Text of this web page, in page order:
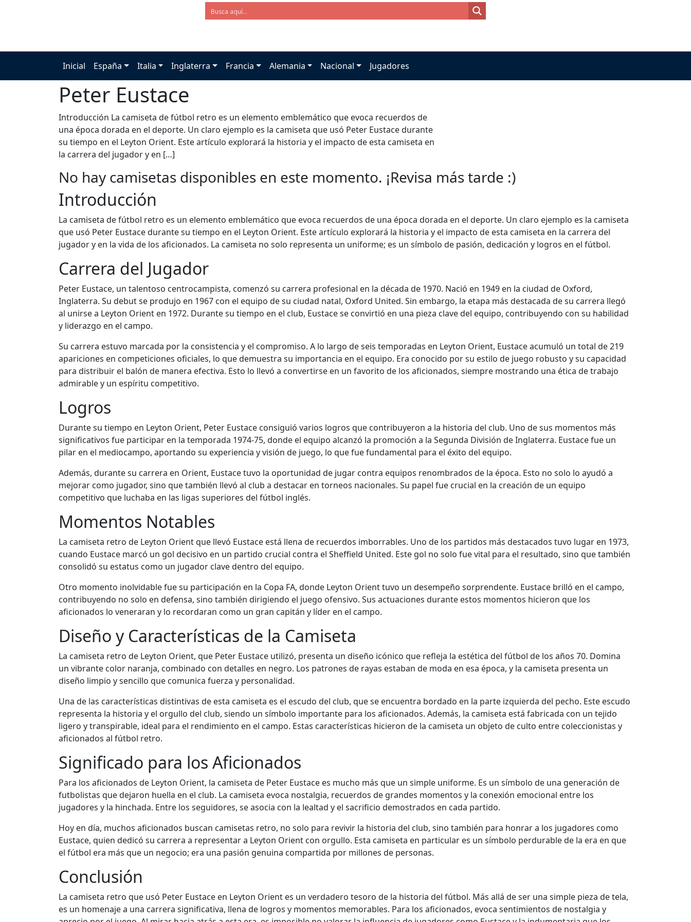
Inicial España Italia Inglaterra Francia Alemania Nacional Jugadores
Peter Eustace
Introducción La camiseta de fútbol retro es un elemento emblemático que evoca recuerdos de
una época dorada en el deporte. Un claro ejemplo es la camiseta que usó Peter Eustace durante
su tiempo en el Leyton Orient. Este artículo explorará la historia y el impacto de esta camiseta en
la carrera del jugador y en […]
No hay camisetas disponibles en este momento. ¡Revisa más tarde :)
Introducción
La camiseta de fútbol retro es un elemento emblemático que evoca recuerdos de una época dorada en el deporte. Un claro ejemplo es la camiseta
que usó Peter Eustace durante su tiempo en el Leyton Orient. Este artículo explorará la historia y el impacto de esta camiseta en la carrera del
jugador y en la vida de los aficionados. La camiseta no solo representa un uniforme; es un símbolo de pasión, dedicación y logros en el fútbol.
Carrera del Jugador
Peter Eustace, un talentoso centrocampista, comenzó su carrera profesional en la década de 1970. Nació en 1949 en la ciudad de Oxford,
Inglaterra. Su debut se produjo en 1967 con el equipo de su ciudad natal, Oxford United. Sin embargo, la etapa más destacada de su carrera llegó
al unirse a Leyton Orient en 1972. Durante su tiempo en el club, Eustace se convirtió en una pieza clave del equipo, contribuyendo con su habilidad
y liderazgo en el campo.
Su carrera estuvo marcada por la consistencia y el compromiso. A lo largo de seis temporadas en Leyton Orient, Eustace acumuló un total de 219
apariciones en competiciones oficiales, lo que demuestra su importancia en el equipo. Era conocido por su estilo de juego robusto y su capacidad
para distribuir el balón de manera efectiva. Esto lo llevó a convertirse en un favorito de los aficionados, siempre mostrando una ética de trabajo
admirable y un espíritu competitivo.
Logros
Durante su tiempo en Leyton Orient, Peter Eustace consiguió varios logros que contribuyeron a la historia del club. Uno de sus momentos más
significativos fue participar en la temporada 1974-75, donde el equipo alcanzó la promoción a la Segunda División de Inglaterra. Eustace fue un
pilar en el mediocampo, aportando su experiencia y visión de juego, lo que fue fundamental para el éxito del equipo.
Además, durante su carrera en Orient, Eustace tuvo la oportunidad de jugar contra equipos renombrados de la época. Esto no solo lo ayudó a
mejorar como jugador, sino que también llevó al club a destacar en torneos nacionales. Su papel fue crucial en la creación de un equipo
competitivo que luchaba en las ligas superiores del fútbol inglés.
Momentos Notables
La camiseta retro de Leyton Orient que llevó Eustace está llena de recuerdos imborrables. Uno de los partidos más destacados tuvo lugar en 1973,
cuando Eustace marcó un gol decisivo en un partido crucial contra el Sheffield United. Este gol no solo fue vital para el resultado, sino que también
consolidó su estatus como un jugador clave dentro del equipo.
Otro momento inolvidable fue su participación en la Copa FA, donde Leyton Orient tuvo un desempeño sorprendente. Eustace brilló en el campo,
contribuyendo no solo en defensa, sino también dirigiendo el juego ofensivo. Sus actuaciones durante estos momentos hicieron que los
aficionados lo veneraran y lo recordaran como un gran capitán y líder en el campo.
Diseño y Características de la Camiseta
La camiseta retro de Leyton Orient, que Peter Eustace utilizó, presenta un diseño icónico que refleja la estética del fútbol de los años 70. Domina
un vibrante color naranja, combinado con detalles en negro. Los patrones de rayas estaban de moda en esa época, y la camiseta presenta un
diseño limpio y sencillo que comunica fuerza y personalidad.
Una de las características distintivas de esta camiseta es el escudo del club, que se encuentra bordado en la parte izquierda del pecho. Este escudo
representa la historia y el orgullo del club, siendo un símbolo importante para los aficionados. Además, la camiseta está fabricada con un tejido
ligero y transpirable, ideal para el rendimiento en el campo. Estas características hicieron de la camiseta un objeto de culto entre coleccionistas y
aficionados al fútbol retro.
Significado para los Aficionados
Para los aficionados de Leyton Orient, la camiseta de Peter Eustace es mucho más que un simple uniforme. Es un símbolo de una generación de
futbolistas que dejaron huella en el club. La camiseta evoca nostalgia, recuerdos de grandes momentos y la conexión emocional entre los
jugadores y la hinchada. Entre los seguidores, se asocia con la lealtad y el sacrificio demostrados en cada partido.
Hoy en día, muchos aficionados buscan camisetas retro, no solo para revivir la historia del club, sino también para honrar a los jugadores como
Eustace, quien dedicó su carrera a representar a Leyton Orient con orgullo. Esta camiseta en particular es un símbolo perdurable de la era en que
el fútbol era más que un negocio; era una pasión genuina compartida por millones de personas.
Conclusión
La camiseta retro que usó Peter Eustace en Leyton Orient es un verdadero tesoro de la historia del fútbol. Más allá de ser una simple pieza de tela,
es un homenaje a una carrera significativa, llena de logros y momentos memorables. Para los aficionados, evoca sentimientos de nostalgia y